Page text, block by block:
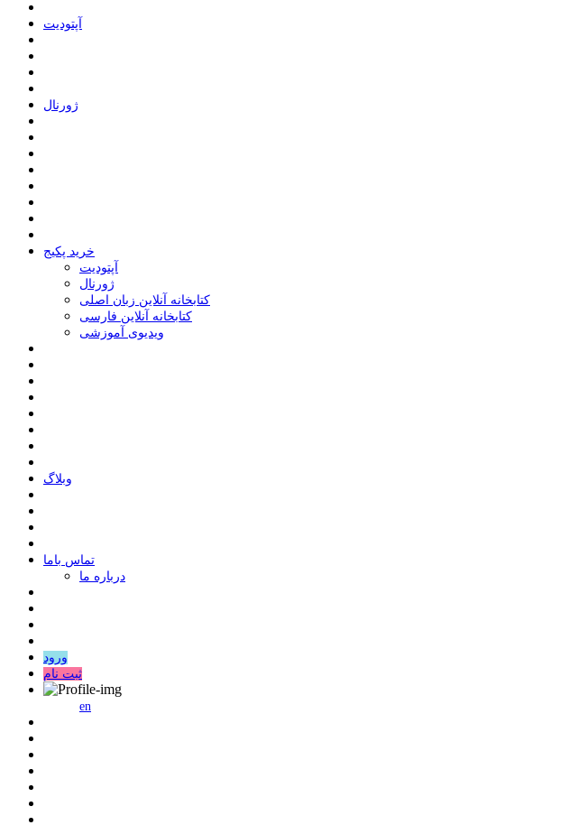
ﺁﭘﺘﻮﺩﯾﺖ
ﮊﻭﺭﻧﺎﻝ
خرید پکیج
ﺁﭘﺘﻮﺩﯾﺖ
ﮊﻭﺭﻧﺎﻝ
کتابخانه آنلاین زبان اصلی
کتابخانه آنلاین فارسی
ویدیوی آموزشی
وبلاگ
ﺗﻤﺎﺱ ﺑﺎﻣﺎ
درباره ما
ورود
ثبت نام
en